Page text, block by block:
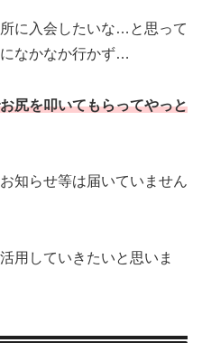
に入会したいな…と思って
なかなか行かず…
尻を叩いてもらってやっと
知らせ等は届いていません
用していきたいと思いま